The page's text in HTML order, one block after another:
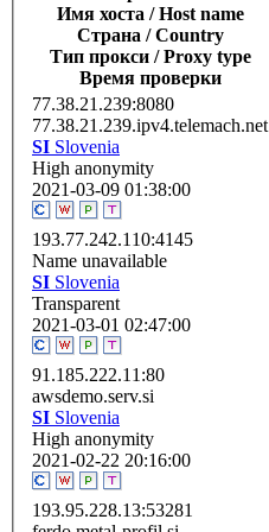
Имя хоста / Host name
Страна / Сountry
Тип прокси / Proxy type
Время проверки
77.38.21.239:8080
77.38.21.239.ipv4.telemach.net
SI Slovenia
High anonymity
2021-03-09 01:38:00
193.77.242.110:4145
Name unavailable
SI Slovenia
Transparent
2021-03-01 02:47:00
91.185.222.11:80
awsdemo.serv.si
SI Slovenia
High anonymity
2021-02-22 20:16:00
193.95.228.13:53281